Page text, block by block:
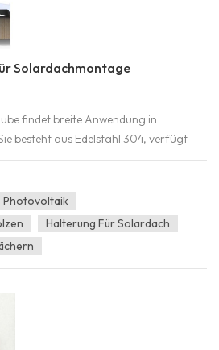
Solardachmontage
findet breite Anwendung in
besteht aus Edelstahl 304, verfügt
EPDM-Gummi und eignet sich für
Trapezdächern, Asbestziegeln
sich zur Montage an Holz- und
Photovoltaik
Halterung Für Solardach